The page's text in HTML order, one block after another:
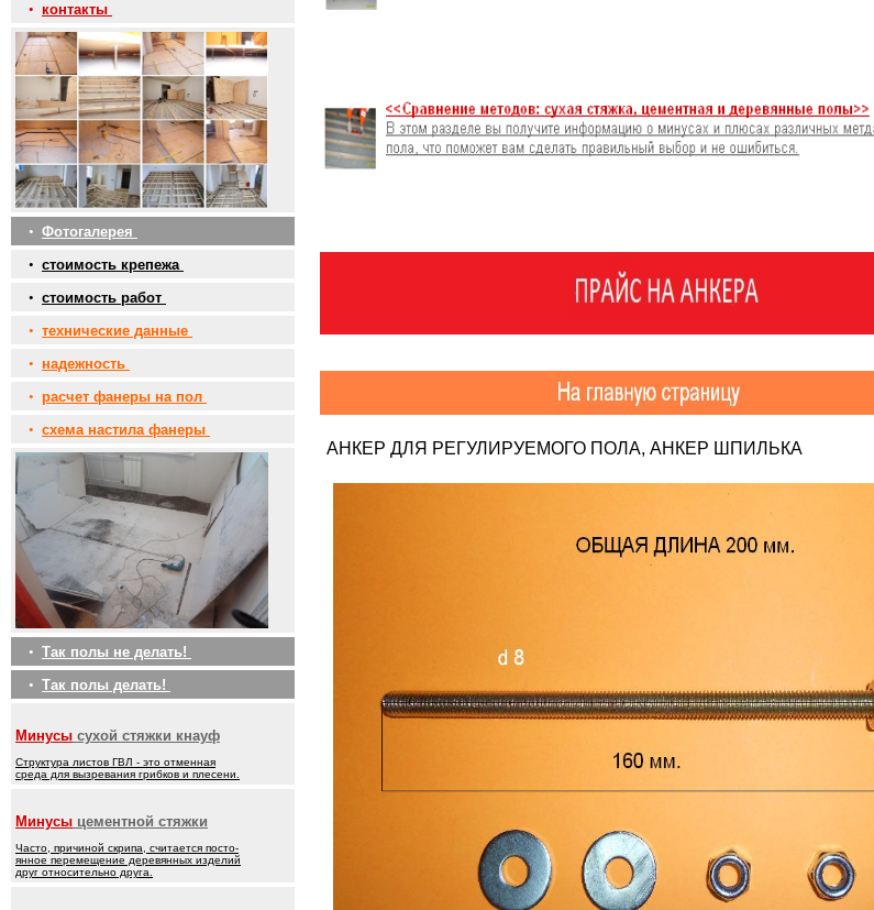
• контакты
• Фотогалерея
• стоимость крепежа
• стоимость работ
• технические данные
• надежность
• расчет фанеры на пол
• схема настила фанеры
• Так полы не делать!
• Так полы делать!
Минусы сухой стяжки кнауф
Структура листов ГВЛ - это отменная
среда для вызревания грибков и плесени.
Минусы цементной стяжки
Часто, причиной скрипа, считается посто-
янное перемещение деревянных изделий
друг относительно друга.
АНКЕР ДЛЯ РЕГУЛИРУЕМОГО ПОЛА, АНКЕР ШПИЛЬКА